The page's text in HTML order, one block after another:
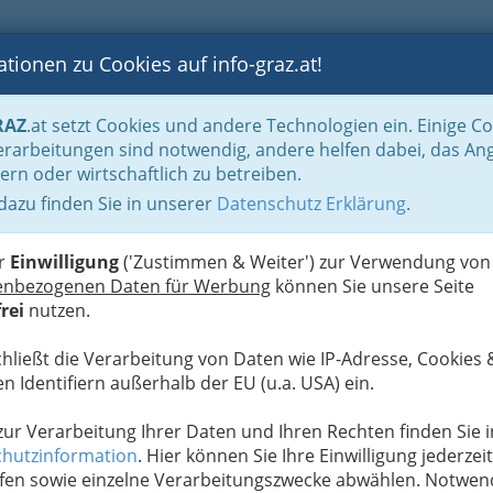
BLOGS FOTOS GASTRONOMIE BRANCHEN
zu Cookies auf info-graz.at!
.at setzt Cookies und andere Technologien ein. Einige
sind notwendig, andere helfen dabei, das
oder wirtschaftlich zu betreiben.
finden Sie in unserer Datenschutz Erklärung.
Einwilligung('Zustimmen & Weiter') zur Verwendung von
Daten für Werbung können Sie unsere Seite
nutzen.
die Verarbeitung von Daten wie IP-Adresse, Cookies
Identifiern außerhalb der EU (u.a. USA) ein.
Verarbeitung Ihrer Daten und Ihren Rechten finden Sie
. Hier können Sie Ihre Einwilligung jederzeit
sowie einzelne Verarbeitungszwecke abwählen.
& Handwerk, Gliederung der WKO Textilreiniger, Wäscher & Färber